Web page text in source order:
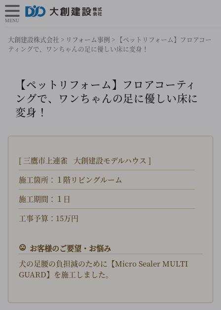
大創建設株式会社 > リフォーム事例 > 【ペットリフォーム】フロアコー
ティングで、ワンちゃんの足に優しい床に変身！
【ペットリフォーム】フロアコーティ
ングで、ワンちゃんの足に優しい床に
変身！
[ 三鷹市上連雀 大創建設モデルハウス ]
施工箇所：１階リビングルーム
施工期間：１日
工事予算：15万円
お客様のご要望・お悩み
犬の足腰の負担減のために【Micro Sealer MULTI
GUARD】を施工しました。
MENU